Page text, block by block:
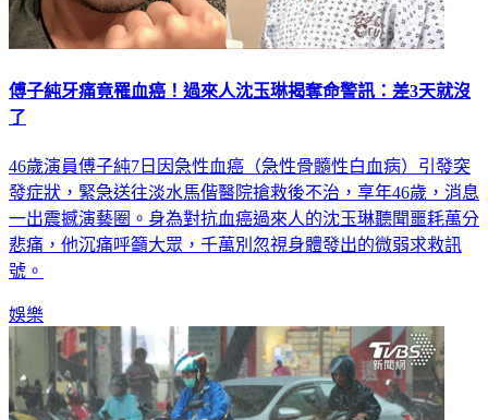
傅子純牙痛竟罹血癌！過來人沈玉琳揭奪命警訊：差3天就沒
了
46歲演員傅子純7日因急性血癌（急性骨髓性白血病）引發突
發症狀，緊急送往淡水馬偕醫院搶救後不治，享年46歲，消息
一出震撼演藝圈。身為對抗血癌過來人的沈玉琳聽聞噩耗萬分
悲痛，他沉痛呼籲大眾，千萬別忽視身體發出的微弱求救訊
號。
娛樂